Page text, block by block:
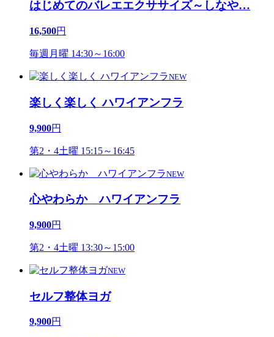
はじめてのバレエエクササイズ～しなや…
16,500円
毎週月曜 14:30～16:00
NEW
楽しく楽しく ハワイアンフラ
9,900円
第2・4土曜 15:15～16:45
NEW
心やわらか ハワイアンフラ
9,900円
第2・4土曜 13:30～15:00
NEW
セルフ整体ヨガ
9,900円